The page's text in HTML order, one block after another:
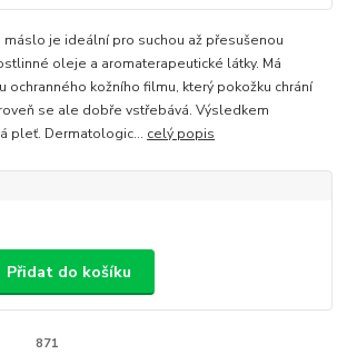
máslo je ideální pro suchou až přesušenou
oleje a aromaterapeutické látky. Má
ochranného kožního filmu, který pokožku chrání
se ale dobře vstřebává. Výsledkem
pleť. Dermatologic... celý popis
Přidat do košíku
871